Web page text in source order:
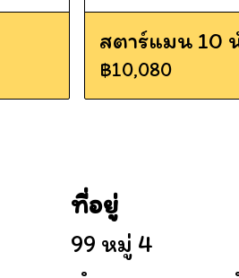
สตาร์แมน 10
฿10,080
ที่อยู่
99 หมู่ 4